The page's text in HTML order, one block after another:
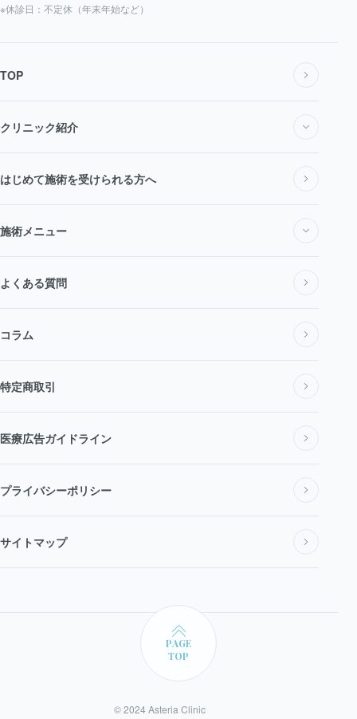
※休診日：不定休（年末年始など）
TOP
クリニック紹介
私たちについて
医師・スタッフ紹介
料金表
アクセス
新着情報
はじめて施術を受けられる方へ
施術メニュー
施術メニュー一覧
医療脱毛・医療レーザー脱毛
全身脱毛
VIO脱毛
顔脱毛 (レーザー脱毛)
メンズ医療脱毛
よくある質問
コラム
特定商取引
医療広告ガイドライン
プライバシーポリシー
サイトマップ
© 2024 Asteria Clinic
PAGE
TOP